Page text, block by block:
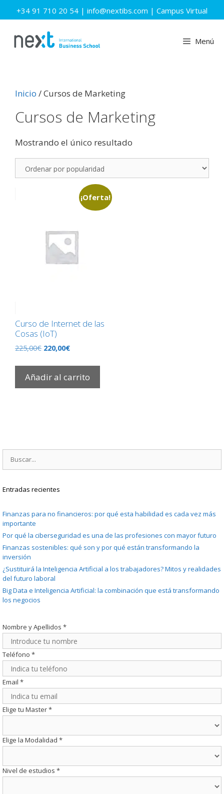
Saltar
al
+34 91 710 20 54 | info@nextibs.com | Campus Virtual
Menú
Inicio / Cursos de Marketing
Cursos de Marketing
Mostrando el único resultado
¡Oferta!
Curso de Internet de las
Cosas (IoT)
225,00€ El
original
era:
225,00€.
220,00€El
actual
es:
220,00€.
Añadir al carrito
Entradas recientes
Finanzas para no financieros: por qué esta habilidad es cada vez más
importante
Por qué la ciberseguridad es una de las profesiones con mayor futuro
Finanzas sostenibles: qué son y por qué están transformando la
inversión
¿Sustituirá la Inteligencia Artificial a los trabajadores? Mitos y realidades
del futuro laboral
Big Data e Inteligencia Artificial: la combinación que está transformando
los negocios
Nombre y Apellidos *
Teléfono *
Email *
Elige tu Master*
Elige la Modalidad *
Nivel de estudios *